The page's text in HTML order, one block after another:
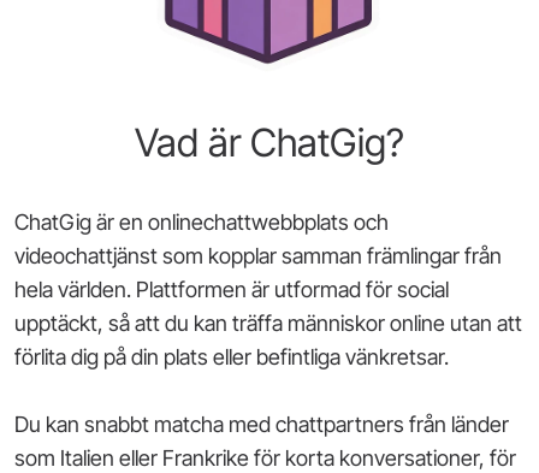
Vad är ChatGig?
ChatGig är en onlinechattwebbplats och
videochattjänst som kopplar samman främlingar från
hela världen. Plattformen är utformad för social
upptäckt, så att du kan träffa människor online utan att
förlita dig på din plats eller befintliga vänkretsar.
Du kan snabbt matcha med chattpartners från länder
som Italien eller Frankrike för korta konversationer, för